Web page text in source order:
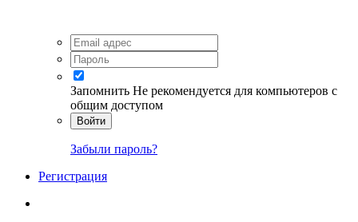
Запомнить Не рекомендуется для компьютеров с
общим доступом
Войти
Забыли пароль?
Регистрация